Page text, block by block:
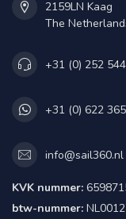
2159LN Kaag
The
+31 (0) 252
+31 (0) 622
info@sail360.nl
KVK nummer:
btw-nummer: